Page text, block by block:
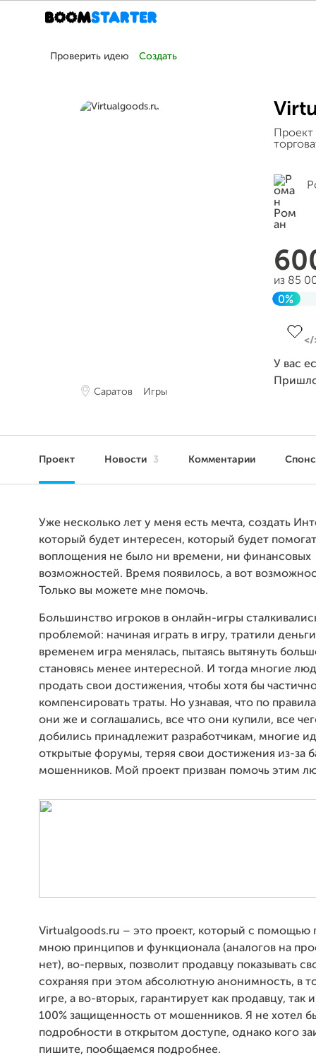
Проверить идею Создать
Саратов Игры
из 85
0%
У вас
Проект Новости 3 Комментарии
Уже несколько лет у меня есть мечта, создать
который будет интересен, который будет
воплощения не было ни времени, ни финансовых
возможностей. Время появилось, а вот
Только вы можете мне помочь.
Большинство игроков в онлайн-игры
проблемой: начиная играть в игру, тратили
временем игра менялась, пытаясь вытянуть
становясь менее интересной. И тогда многие
продать свои достижения, чтобы хотя бы
компенсировать траты. Но узнавая, что по
они же и соглашались, все что они купили, все
добились принадлежит разработчикам, многие
открытые форумы, теряя свои достижения из-за
мошенников. Мой проект призван помочь этим
Virtualgoods.ru – это проект, который с помощью
мною принципов и функционала (аналогов на
нет), во-первых, позволит продавцу показывать
сохраняя при этом абсолютную анонимность, в
игре, а во-вторых, гарантирует как продавцу, так
100% защищенность от мошенников. Я не хотел
подробности в открытом доступе, однако кого
пишите, пообщаемся подробнее.